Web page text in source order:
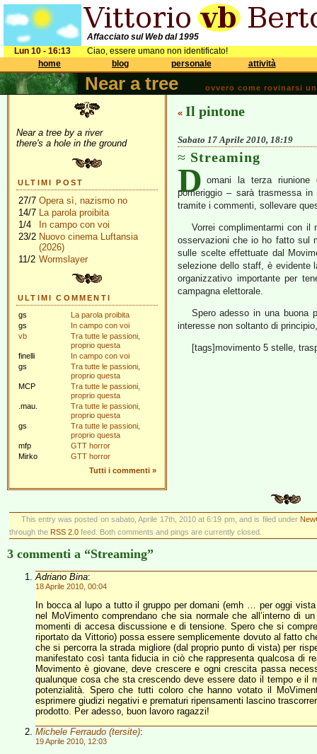
Affacciato sul Web dal 1995
Lun 10 - 16:13
Ciao, essere umano non identificato!
home
blog personale attività
Near a tree ovvero come rovinarsi
Near a tree by a river
there's a hole in the ground
ULTIMI POST
27/7 Opera sì, nazismo no
14/7 La parola proibita
1/4
In campo con voi
23/2 Nuovo cinema Luftansia
(2026)
11/2 Wormslayer
ULTIMI COMMENTI
gs
La parola proibita
gs
In campo con voi
vb
Tra tutte le passioni,
proprio questa
finelli
In campo con voi
gs
Tra tutte le passioni,
proprio questa
MCP
Tra tutte le passioni,
proprio questa
.mau.
Tra tutte le passioni,
proprio questa
gs
Tra tutte le passioni,
proprio questa
mfp
GTT horror
Mirko
GTT horror
Tutti i commenti »
« Il pintone
Sabato 17 Aprile 2010, 18:19
Streaming
D omani la terza
pomeriggio – sarà trasmessa in
tramite i commenti, sollevare
Vorrei complimentarmi con
osservazioni che io ho fatto sul
sulle scelte effettuate dal
selezione dello staff, è evidente
organizzativo importante per
campagna elettorale.
Spero adesso in una buona
interesse non soltanto di
[tags]movimento 5 stelle,
This entry was posted on sabato, Aprile 17th, 2010 at 6:19 pm, and is filed under
through the RSS 2.0 feed. Both comments and pings are currently closed.
3 commenti a “Streaming”
Adriano Bina:
18 Aprile 2010, 00:04
In bocca al lupo a tutto il gruppo per domani (emh … per oggi
nel MoVimento comprendano che sia normale che all’interno di
momenti di accesa discussione e di tensione. Spero che si
riportato da Vittorio) possa essere semplicemente dovuto al fatto
che si percorra la strada migliore (dal proprio punto di vista) per
manifestato così tanta fiducia in ciò che rappresenta qualcosa di
Movimento è giovane, deve crescere e ogni crescita passa
qualunque cosa che sta crescendo deve essere dato il tempo e il
potenzialità. Spero che tutti coloro che hanno votato il
esprimere giudizi negativi e prematuri ripensamenti lascino
prodotto. Per adesso, buon lavoro ragazzi!
Michele Ferraudo (tersite):
19 Aprile 2010, 12:03